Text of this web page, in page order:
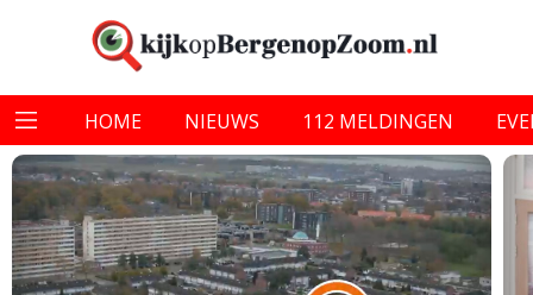
HOME NIEUWS 112 MELDINGEN